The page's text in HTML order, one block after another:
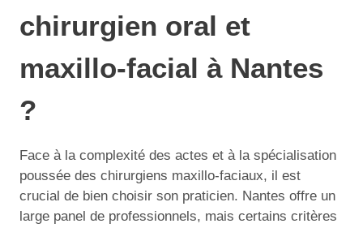
chirurgien oral et
maxillo-facial à Nantes
?
Face à la complexité des actes et à la spécialisation
poussée des chirurgiens maxillo-faciaux, il est
crucial de bien choisir son praticien. Nantes offre un
large panel de professionnels, mais certains critères